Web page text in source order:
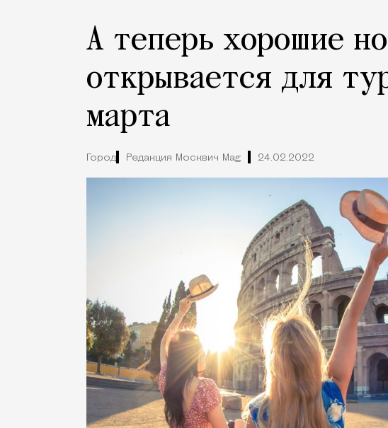
А теперь хорошие
открывается для
марта
Город Редакция Москвич Mag 24.02.2022